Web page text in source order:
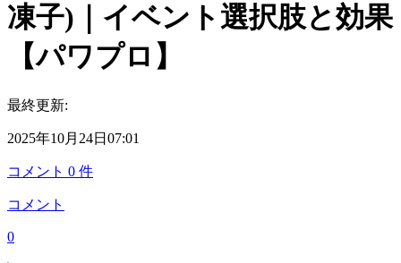
凍子)｜イベント選択肢と効果
【パワプロ】
最終更新:
2025年10月24日07:01
コメント 0 件
コメント
0